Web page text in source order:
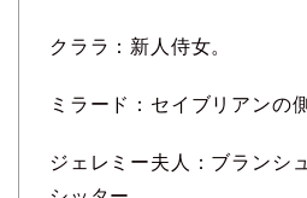
クララ：新人侍女。
ミラード：セイブリアンの
ジェレミー夫人：ブランシ